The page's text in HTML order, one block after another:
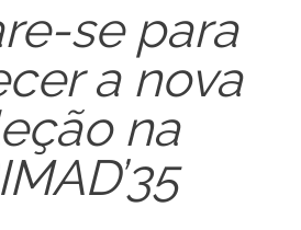
se para
a nova
na